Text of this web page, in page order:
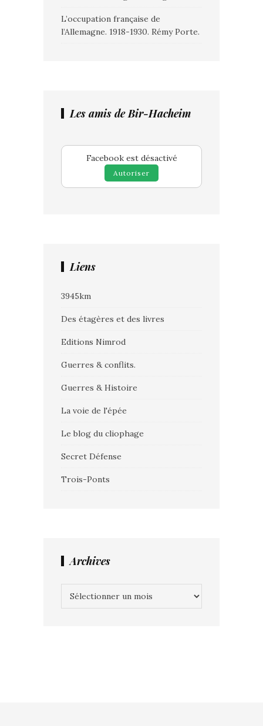
L’occupation française de
l’Allemagne. 1918-1930. Rémy Porte.
Les amis de Bir-Hacheim
Facebook est désactivé
Autoriser
Liens
3945km
Des étagères et des livres
Editions Nimrod
Guerres & conflits.
Guerres & Histoire
La voie de l'épée
Le blog du cliophage
Secret Défense
Trois-Ponts
Archives